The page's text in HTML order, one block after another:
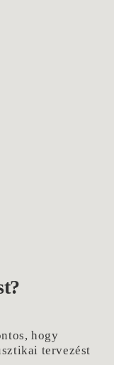
hogy
tervezést